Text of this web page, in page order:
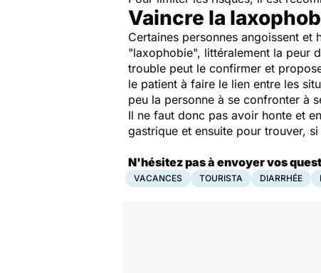
Vaincre la
Certaines personnes angoissent
"laxophobie", littéralement la peur
trouble peut le confirmer et
le patient à faire le lien entre les
peu la personne à se confronter à
Il ne faut donc pas avoir honte et
gastrique et ensuite pour trouver,
N'hésitez pas à envoyer vos
VACANCES TOURISTA DIARRHÉE